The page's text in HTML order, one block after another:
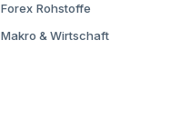
Forex Rohstoffe
Makro & Wirtschaft